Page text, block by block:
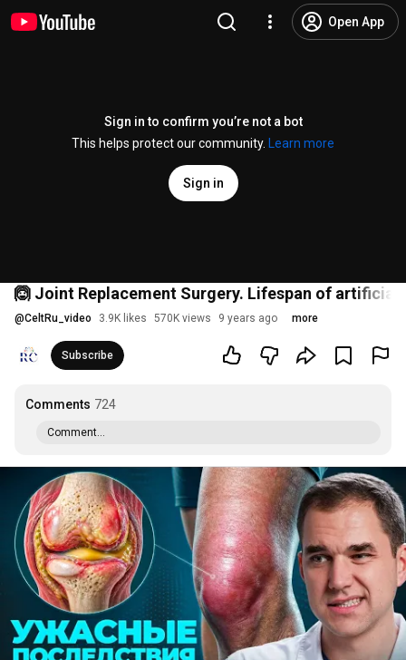
Open App
Sign in to confirm you’re not a bot
This helps protect our community.
Learn more
Sign in
🙆 Joint Replacement Surgery. Lifespan of artificial
@CeltRu_video 3.9K likes 570K views 9 years ago more
Subscribe
Comments 724
Comment...